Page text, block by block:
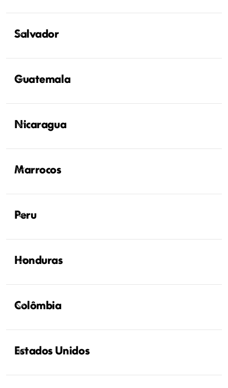
Salvador
Guatemala
Nicaragua
Marrocos
Peru
Honduras
Colômbia
Estados Unidos